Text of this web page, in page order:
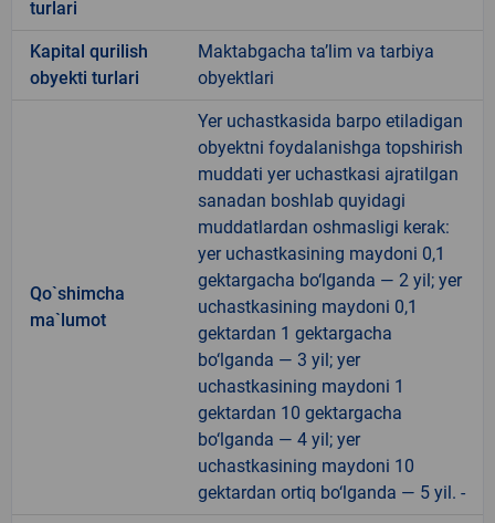
turlari
Kapital qurilish
obyekti turlari
Maktabgacha ta’lim va tarbiya
obyektlari
Qo`shimcha
ma`lumot
Yer uchastkasida barpo etiladigan
obyektni foydalanishga topshirish
muddati yer uchastkasi ajratilgan
sanadan boshlab quyidagi
muddatlardan oshmasligi kerak:
yer uchastkasining maydoni 0,1
gektargacha bo‘lganda — 2 yil; yer
uchastkasining maydoni 0,1
gektardan 1 gektargacha
bo‘lganda — 3 yil; yer
uchastkasining maydoni 1
gektardan 10 gektargacha
bo‘lganda — 4 yil; yer
uchastkasining maydoni 10
gektardan ortiq bo‘lganda — 5 yil. -